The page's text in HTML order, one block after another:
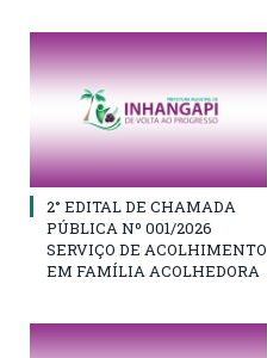
2° EDITAL DE CHAMADA
PÚBLICA Nº 001/2026
SERVIÇO DE ACOLHIMENTO
EM FAMÍLIA ACOLHEDORA